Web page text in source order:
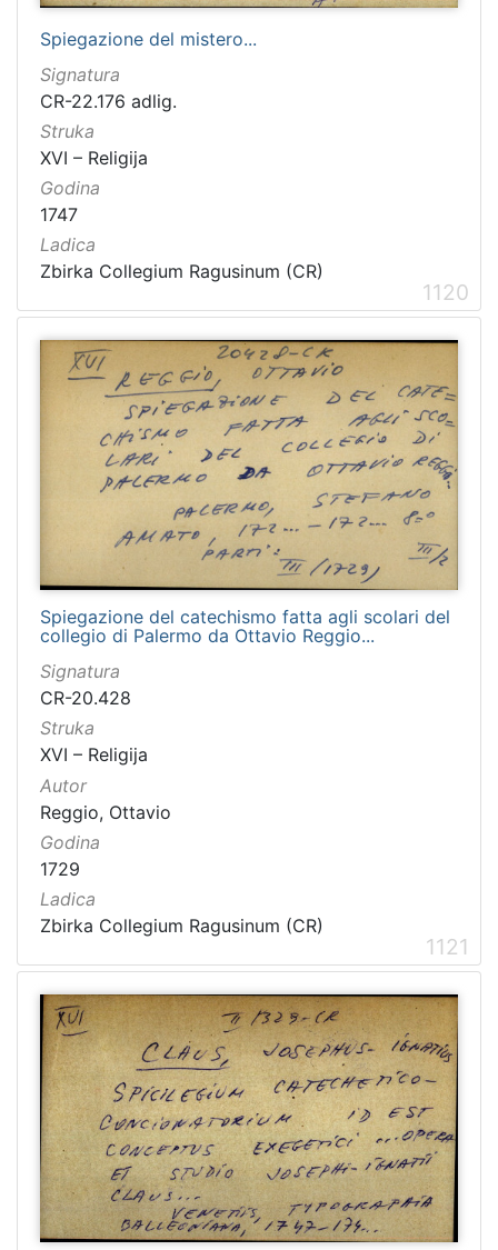
Spiegazione del mistero...
Signatura
CR-22.176 adlig.
Struka
XVI – Religija
Godina
1747
Ladica
Zbirka Collegium Ragusinum (CR)
1120
Spiegazione del catechismo fatta agli scolari del
collegio di Palermo da Ottavio Reggio...
Signatura
CR-20.428
Struka
XVI – Religija
Autor
Reggio, Ottavio
Godina
1729
Ladica
Zbirka Collegium Ragusinum (CR)
1121